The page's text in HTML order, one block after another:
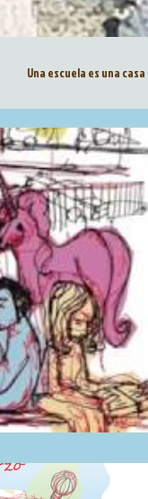
Una escuela es una casa
de Cumpleaños
Capital Mundial Poesía
Corrada de la Poesía
Recital Taller
grandes poetas